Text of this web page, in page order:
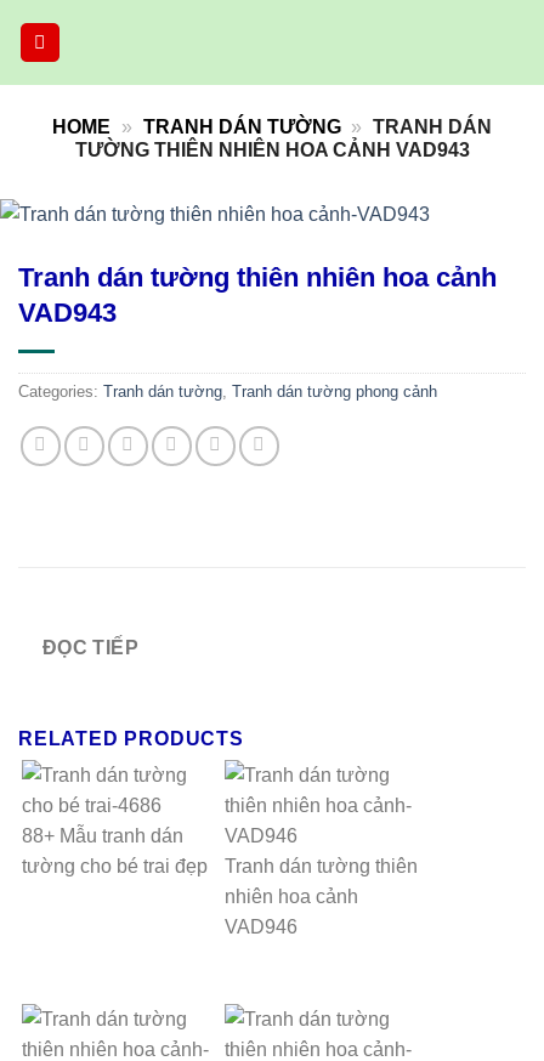
HOME » TRANH DÁN TƯỜNG » TRANH DÁN
TƯỜNG THIÊN NHIÊN HOA CẢNH VAD943
Tranh dán tường thiên nhiên hoa cảnh
VAD943
Categories: Tranh dán tường, Tranh dán tường phong cảnh
ĐỌC TIẾP
RELATED PRODUCTS
88+ Mẫu tranh dán
tường cho bé trai đẹp
Tranh dán tường thiên
nhiên hoa cảnh
VAD946